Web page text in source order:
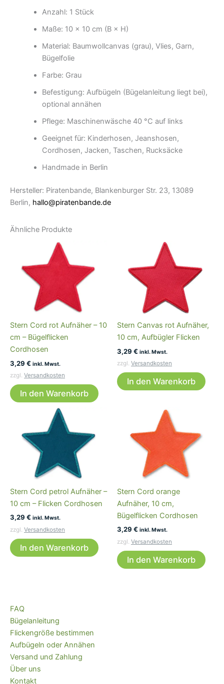
Anzahl: 1 Stück
Maße: 10 × 10 cm (B × H)
Material: Baumwollcanvas (grau), Vlies, Garn,
Bügelfolie
Farbe: Grau
Befestigung: Aufbügeln (Bügelanleitung liegt bei),
optional annähen
Pflege: Maschinenwäsche 40 °C auf links
Geeignet für: Kinderhosen, Jeanshosen,
Cordhosen, Jacken, Taschen, Rucksäcke
Handmade in Berlin
Hersteller: Piratenbande, Blankenburger Str. 23, 13089
Berlin, hallo@piratenbande.de
Ähnliche Produkte
Stern Cord rot Aufnäher – 10
cm – Bügelflicken
Cordhosen
3,29 € inkl. Mwst.
zzgl. Versandkosten
In den Warenkorb
Stern Canvas rot Aufnäher,
10 cm, Aufbügler Flicken
3,29 € inkl. Mwst.
zzgl. Versandkosten
In den Warenkorb
Stern Cord petrol Aufnäher –
10 cm – Flicken Cordhosen
3,29 € inkl. Mwst.
zzgl. Versandkosten
In den Warenkorb
Stern Cord orange
Aufnäher, 10 cm,
Bügelflicken Cordhosen
3,29 € inkl. Mwst.
zzgl. Versandkosten
In den Warenkorb
FAQ
Bügelanleitung
Flickengröße bestimmen
Aufbügeln oder Annähen
Versand und Zahlung
Über uns
Kontakt